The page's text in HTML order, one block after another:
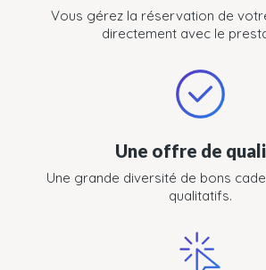
Vous gérez la réservation de
directement avec le
Une offre de
Une grande diversité de bons
qualitatifs.